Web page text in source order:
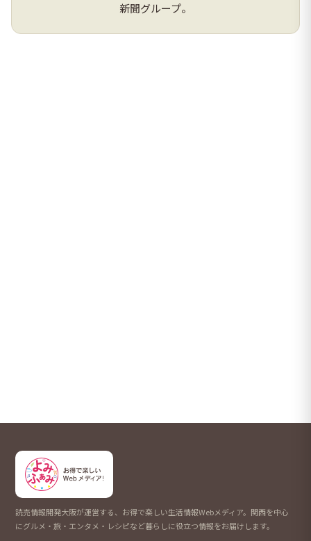
新聞グループ。
読売情報開発大阪が運営する、お得で楽しい生活情報Webメディア。関西を中心
にグルメ・旅・エンタメ・レシピなど暮らしに役立つ情報をお届けします。